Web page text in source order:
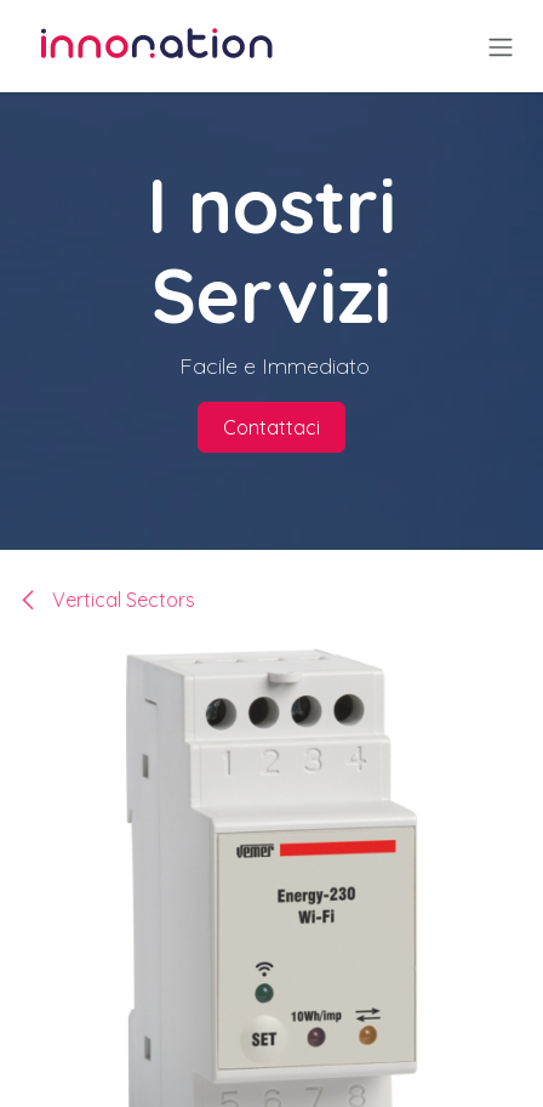
I nostri
Servizi
Facile e Immediato
Contattaci
Vertical Sectors